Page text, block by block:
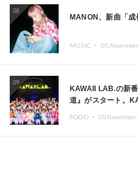
08
MANON、新曲「
MUSIC ・
09
KAWAII LAB.の新
道』がスタート。
FOOD ・